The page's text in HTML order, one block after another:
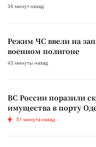
36 минут назад
Режим ЧС ввели на
военном полигоне
43 минуты назад
ВС России поразили
имущества в порту
51 минута назад